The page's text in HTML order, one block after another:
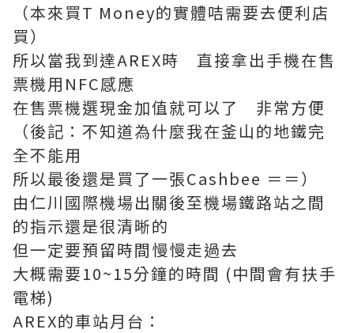
（本來買T Money的實體咭需要去便利店
買）
所以當我到達AREX時 直接拿出手機在售
票機用NFC感應
在售票機選現金加值就可以了 非常方便
（後記：不知道為什麼我在釜山的地鐵完
全不能用
所以最後還是買了一張Cashbee ＝＝）
由仁川國際機場出關後至機場鐵路站之間
的指示還是很清晰的
但一定要預留時間慢慢走過去
大概需要10~15分鐘的時間 (中間會有扶手
電梯)
AREX的車站月台：